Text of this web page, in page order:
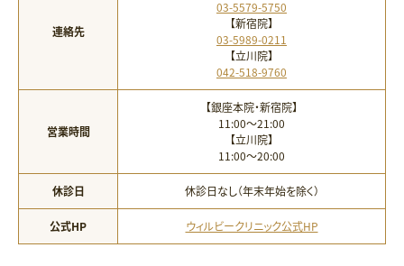
連絡先
03-5579-5750
【新宿院】
03-5989-0211
【立川院】
042-518-9760
営業時間
【銀座本院・新宿院】
11:00〜21:00
【立川院】
11:00〜20:00
休診日 休診日なし（年末年始を除く）
公式HP ウィルビークリニック公式HP